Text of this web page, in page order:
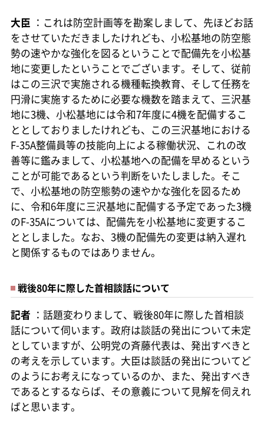
大臣 ：これは防空計画等を勘案しまして、先ほどお話
をさせていただきましたけれども、小松基地の防空態
勢の速やかな強化を図るということで配備先を小松基
地に変更したということでございます。そして、従前
はこの三沢で実施される機種転換教育、そして任務を
円滑に実施するために必要な機数を踏まえて、三沢基
地に3機、小松基地には令和7年度に4機を配備するこ
ととしておりましたけれども、この三沢基地における
F-35A整備員等の技能向上による稼働状況、これの改
善等に鑑みまして、小松基地への配備を早めるという
ことが可能であるという判断をいたしました。そこ
で、小松基地の防空態勢の速やかな強化を図るため
に、令和6年度に三沢基地に配備する予定であった3機
のF-35Aについては、配備先を小松基地に変更するこ
ととしました。なお、3機の配備先の変更は納入遅れ
と関係するものではありません。
戦後80年に際した首相談話について
記者 ：話題変わりまして、戦後80年に際した首相談
話について伺います。政府は談話の発出について未定
としていますが、公明党の斉藤代表は、発出すべきと
の考えを示しています。大臣は談話の発出についてど
のようにお考えになっているのか、また、発出すべき
であるとするならば、その意義について見解を伺えれ
ばと思います。